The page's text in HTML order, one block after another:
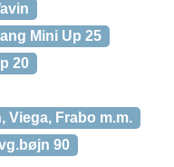
Mini Up 25
20
Viega, Frabo m.m.
90